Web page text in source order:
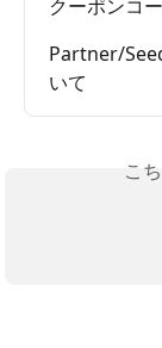
クーポンコ
Partner/
いて
こ